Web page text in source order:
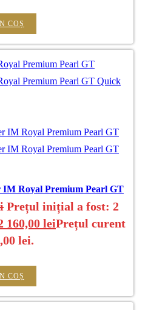
COȘ
Quick
IM Royal Premium Pearl GT
Prețul inițial a fost: 2
160,00 leiPrețul curent
lei.
COȘ